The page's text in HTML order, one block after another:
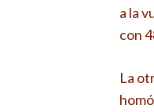
a la
con
La